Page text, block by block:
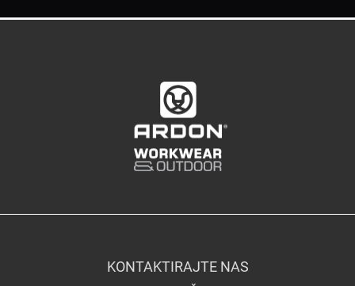
KONTAKTIRAJTE NAS